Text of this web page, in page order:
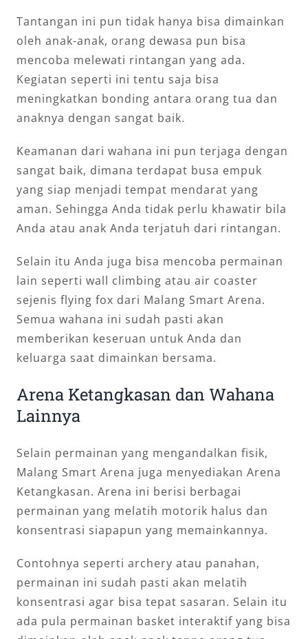
Tantangan ini pun tidak hanya bisa dimainkan
oleh anak-anak, orang dewasa pun bisa
mencoba melewati rintangan yang ada.
Kegiatan seperti ini tentu saja bisa
meningkatkan bonding antara orang tua dan
anaknya dengan sangat baik.
Keamanan dari wahana ini pun terjaga dengan
sangat baik, dimana terdapat busa empuk
yang siap menjadi tempat mendarat yang
aman. Sehingga Anda tidak perlu khawatir bila
Anda atau anak Anda terjatuh dari rintangan.
Selain itu Anda juga bisa mencoba permainan
lain seperti wall climbing atau air coaster
sejenis flying fox dari Malang Smart Arena.
Semua wahana ini sudah pasti akan
memberikan keseruan untuk Anda dan
keluarga saat dimainkan bersama.
Arena Ketangkasan dan Wahana
Lainnya
Selain permainan yang mengandalkan fisik,
Malang Smart Arena juga menyediakan Arena
Ketangkasan. Arena ini berisi berbagai
permainan yang melatih motorik halus dan
konsentrasi siapapun yang memainkannya.
Contohnya seperti archery atau panahan,
permainan ini sudah pasti akan melatih
konsentrasi agar bisa tepat sasaran. Selain itu
ada pula permainan basket interaktif yang bisa